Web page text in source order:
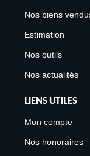
Nos biens
Estimation
Nos outils
Nos actualités
LIENS UTILES
Mon compte
Nos honoraires